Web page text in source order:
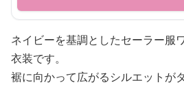
ネイビーを基調としたセーラー服
衣装です。
裾に向かって広がるシルエットが